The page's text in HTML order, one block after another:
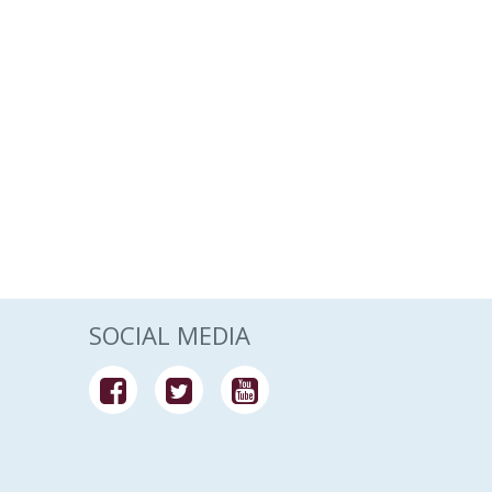
SOCIAL MEDIA